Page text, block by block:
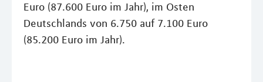
Euro (87.600 Euro im Jahr), im Osten
Deutschlands von 6.750 auf 7.100 Euro
(85.200 Euro im Jahr).